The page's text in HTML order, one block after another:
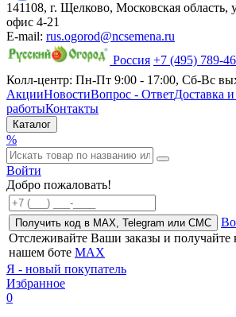
141108, г. Щелково, Московская область,
офис 4-21
E-mail: rus.ogorod@ncsemena.ru
Россия +7 (495) 789-
Колл-центр: Пн-Пт 9:00 - 17:00, Сб-Вс
АкцииНовостиВопрос - ОтветДоставка
работыКонтакты
Каталог
%
Войти
Добро пожаловать!
Получить код в MAX, Telegram или СМС
Отслеживайте Ваши заказы и получайте
нашем боте MAX
Я - новый покупатель
Избранное
0